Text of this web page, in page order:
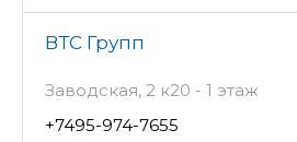
ВТС Групп
Заводская, 2 к20 - 1 этаж
+7495-974-7655